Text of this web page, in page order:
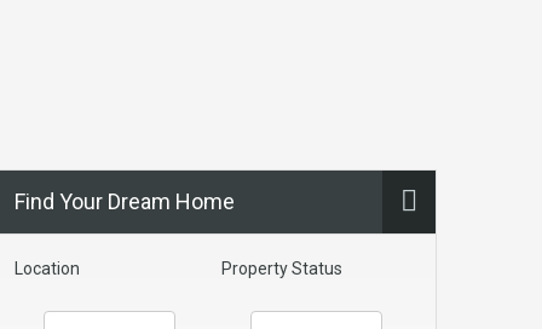
Find Your Dream Home
Location Property Status